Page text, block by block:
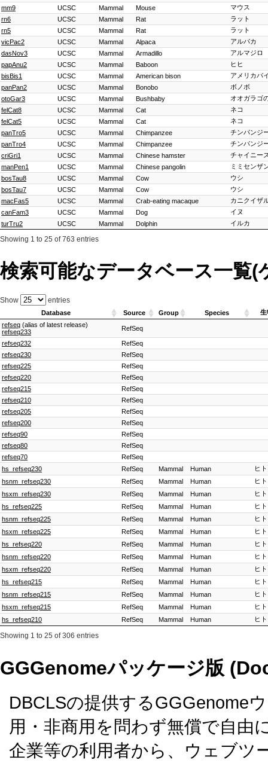
mm9 UCSC Mammal Mouse
マウス
rn6
UCSC Mammal Rat
ラット
rn5
UCSC Mammal Rat
ラット
vicPac2
UCSC Mammal Alpaca
アルパカ
dasNov3
UCSC Mammal Armadillo
アルマジロ
papAnu2
UCSC Mammal Baboon
ヒヒ
bisBis1
UCSC Mammal American bison
アメリカバ
panPan2
UCSC Mammal Bonobo
ボノボ
otoGar3
UCSC Mammal Bushbaby
オオガラゴ
felCat8
UCSC Mammal Cat
ネコ
felCat5
UCSC Mammal Cat
ネコ
panTro5
UCSC Mammal Chimpanzee
チンパンジ
panTro4
UCSC Mammal Chimpanzee
チンパンジ
criGri1
UCSC Mammal Chinese hamster
チャイニー
manPen1
UCSC Mammal Chinese pangolin
ミミセンザ
bosTau8
UCSC Mammal Cow
ウシ
bosTau7
UCSC Mammal Cow
ウシ
macFas5
UCSC Mammal Crab-eating macaque
カニクイザ
canFam3
UCSC Mammal Dog
イヌ
turTru2
UCSC Mammal Dolphin イルカ
Showing 1 to 25 of 763 entries
検索可能なデータベース一覧(
Show entries
Database Source Group Species
生
refseq (alias of latest release)
refseq233
RefSeq
refseq232
RefSeq
refseq230
RefSeq
refseq225
RefSeq
refseq220
RefSeq
refseq215
RefSeq
refseq210
RefSeq
refseq205
RefSeq
refseq200
RefSeq
refseq90
RefSeq
refseq80
RefSeq
refseq70
RefSeq
hs_refseq230
RefSeq Mammal Human
ヒト
hsnm_refseq230
RefSeq Mammal Human
ヒト
hsxm_refseq230
RefSeq Mammal Human
ヒト
hs_refseq225
RefSeq Mammal Human
ヒト
hsnm_refseq225
RefSeq Mammal Human
ヒト
hsxm_refseq225
RefSeq Mammal Human
ヒト
hs_refseq220
RefSeq Mammal Human
ヒト
hsnm_refseq220
RefSeq Mammal Human
ヒト
hsxm_refseq220
RefSeq Mammal Human
ヒト
hs_refseq215
RefSeq Mammal Human
ヒト
hsnm_refseq215
RefSeq Mammal Human
ヒト
hsxm_refseq215
RefSeq Mammal Human
ヒト
hs_refseq210
RefSeq Mammal Human ヒト
Showing 1 to 25 of 306 entries
GGGenomeパッケージ版
DBCLSの提供するGGGenome
用・非商用を問わず無償で自由
企業等の利用者から、ウェブツ